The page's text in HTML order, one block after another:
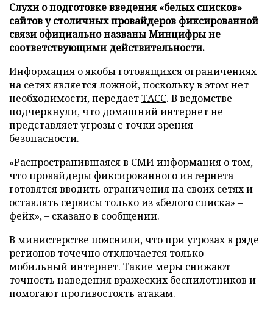
Слухи о подготовке введения «белых списков»
сайтов у столичных провайдеров фиксированной
связи официально названы Минцифры не
соответствующими действительности.
Информация о якобы готовящихся ограничениях
на сетях является ложной, поскольку в этом нет
необходимости, передаетТАСС. В ведомстве
подчеркнули, что домашний интернет не
представляет угрозы с точки зрения
безопасности.
«Распространившаяся в СМИ информация о том,
что провайдеры фиксированного интернета
готовятся вводить ограничения на своих сетях и
оставлять сервисы только из «белого списка» –
фейк», – сказано в сообщении.
В министерстве пояснили, что при угрозах в ряде
регионов точечно отключается только
мобильный интернет. Такие меры снижают
точность наведения вражеских беспилотников и
помогают противостоять атакам.